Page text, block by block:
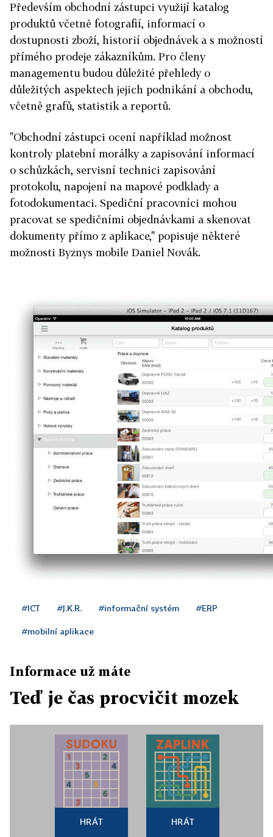
Především obchodní zástupci využijí katalog
produktů včetně fotografií, informací o
dostupnosti zboží, historií objednávek a s možností
přímého prodeje zákazníkům. Pro členy
managementu budou důležité přehledy o
důležitých aspektech jejich podnikání a obchodu,
včetně grafů, statistik a reportů.
"Obchodní zástupci ocení například možnost
kontroly platební morálky a zapisování informací
o schůzkách, servisní technici zapisování
protokolu, napojení na mapové podklady a
fotodokumentaci. Spediční pracovníci mohou
pracovat se spedičními objednávkami a skenovat
dokumenty přímo z aplikace," popisuje některé
možnosti Byznys mobile Daniel Novák.
#ICT #J.K.R. #informační systém #ERP
#mobilní aplikace
Informace už máte
Teď je čas procvičit mozek
HRÁT HRÁT